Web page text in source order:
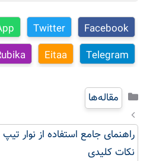
Facebook
Twitter
Telegram
Eitaa
دسته‌ها
مقاله‌ها
راهنمای جامع استفاده از نوار
نکات کلیدی